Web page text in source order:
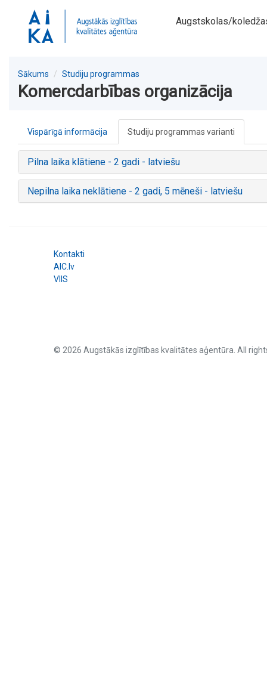
Augstskolas/
Sākums Studiju programmas
Komercdarbības organizācija
Vispārīgā informācija Studiju programmas varianti
Pilna laika klātiene - 2 gadi - latviešu
Nepilna laika neklātiene - 2 gadi, 5 mēneši - latviešu
Kontakti
AIC.lv
VIIS
© 2026 Augstākās izglītības kvalitātes aģentūra. All